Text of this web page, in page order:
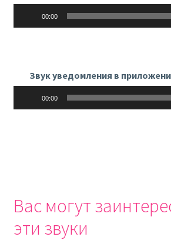
00:00
Звук уведомления в
00:00
Вас могут
эти звуки